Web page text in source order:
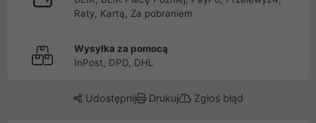
Raty, Kartą, Za pobraniem
Wysyłka za pomocą
InPost, DPD, DHL
Udostępnij Drukuj Zgłoś błąd